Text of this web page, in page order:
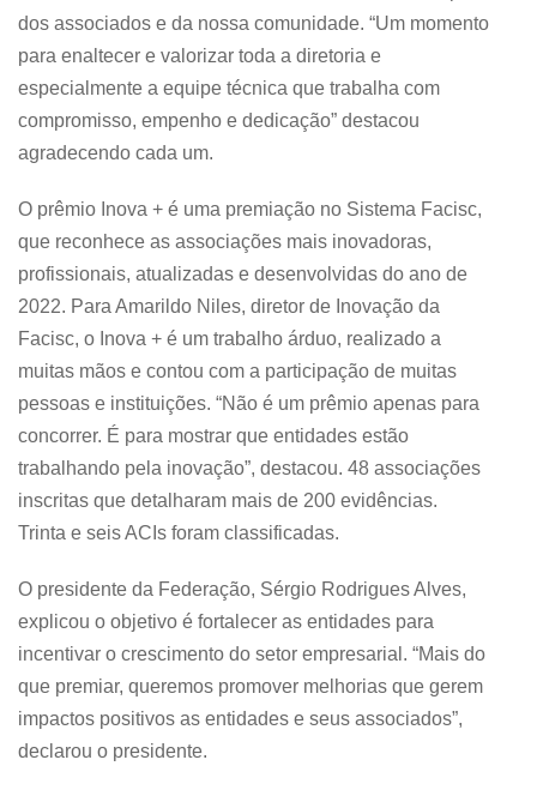
dos associados e da nossa comunidade. “Um momento
para enaltecer e valorizar toda a diretoria e
especialmente a equipe técnica que trabalha com
compromisso, empenho e dedicação” destacou
agradecendo cada um.
O prêmio Inova + é uma premiação no Sistema Facisc,
que reconhece as associações mais inovadoras,
profissionais, atualizadas e desenvolvidas do ano de
2022. Para Amarildo Niles, diretor de Inovação da
Facisc, o Inova + é um trabalho árduo, realizado a
muitas mãos e contou com a participação de muitas
pessoas e instituições. “Não é um prêmio apenas para
concorrer. É para mostrar que entidades estão
trabalhando pela inovação”, destacou. 48 associações
inscritas que detalharam mais de 200 evidências.
Trinta e seis ACIs foram classificadas.
O presidente da Federação, Sérgio Rodrigues Alves,
explicou o objetivo é fortalecer as entidades para
incentivar o crescimento do setor empresarial. “Mais do
que premiar, queremos promover melhorias que gerem
impactos positivos as entidades e seus associados”,
declarou o presidente.